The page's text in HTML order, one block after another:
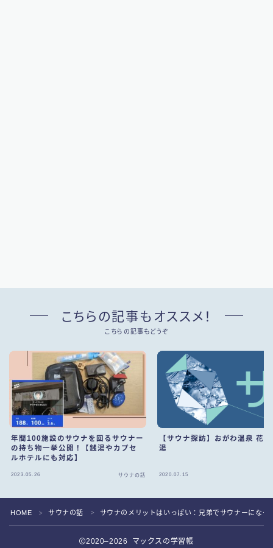
こちらの記事もオススメ！
こちらの記事もどうぞ
年間100施設のサウナを回るサウナー
の持ち物一挙公開！【銭湯やカプセ
ルホテルにも対応】
2023.05.26 サウナの話
【サウナ探訪】おがわ温泉 花
湯
2020.07.15
HOME ＞ サウナの話 ＞ サウナのメリットはいっぱい：兄弟でサウナーになっ
2020–2026 マックスの学習帳